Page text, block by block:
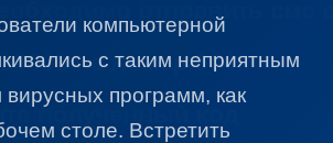
компьютерной
с таким неприятным
вирусных программ, как
столе. Встретить